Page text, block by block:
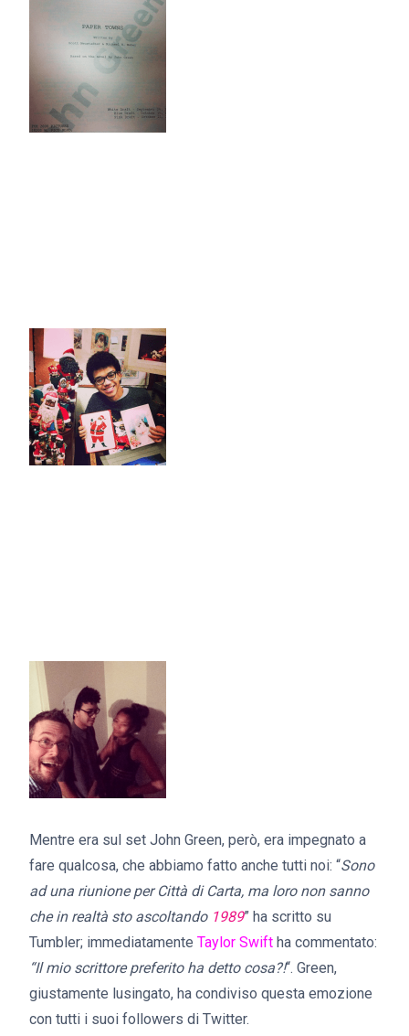
Mentre era sul set John Green, però, era impegnato a
fare qualcosa, che abbiamo fatto anche tutti noi: “Sono
ad una riunione per Città di Carta, ma loro non sanno
che in realtà sto ascoltando 1989” ha scritto su
Tumbler; immediatamente Taylor Swift ha commentato:
“Il mio scrittore preferito ha detto cosa?!“. Green,
giustamente lusingato, ha condiviso questa emozione
con tutti i suoi followers di Twitter.